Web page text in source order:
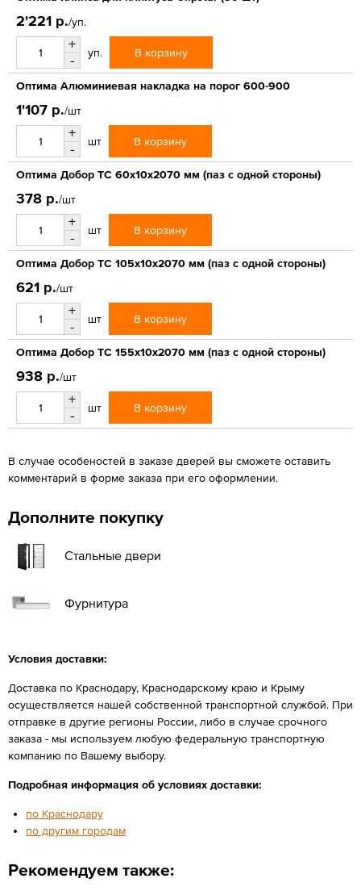
2'221 р./уп.
+
-
уп. В корзину
Оптима Алюминиевая накладка на порог 600-900
1'107 р./шт
+
-
шт В корзину
Оптима Добор ТС 60х10х2070 мм (паз с одной стороны)
378 р./шт
+
-
шт В корзину
Оптима Добор ТС 105х10х2070 мм (паз с одной стороны)
621 р./шт
+
-
шт В корзину
Оптима Добор ТС 155х10х2070 мм (паз с одной стороны)
938 р./шт
+
-
шт В корзину
В случае особеностей в заказе дверей вы сможете оставить
комментарий в форме заказа при его оформлении.
Дополните покупку
Стальные двери
Фурнитура
Условия доставки:
Доставка по Краснодару, Краснодарскому краю и Крыму
осуществляется нашей собственной транспортной службой. При
отправке в другие регионы России, либо в случае срочного
заказа - мы используем любую федеральную транспортную
компанию по Вашему выбору.
Подробная информация об условиях доставки:
по Краснодару
по другим городам
Рекомендуем также: